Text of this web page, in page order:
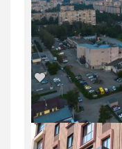
2-комн.
в ЖК...